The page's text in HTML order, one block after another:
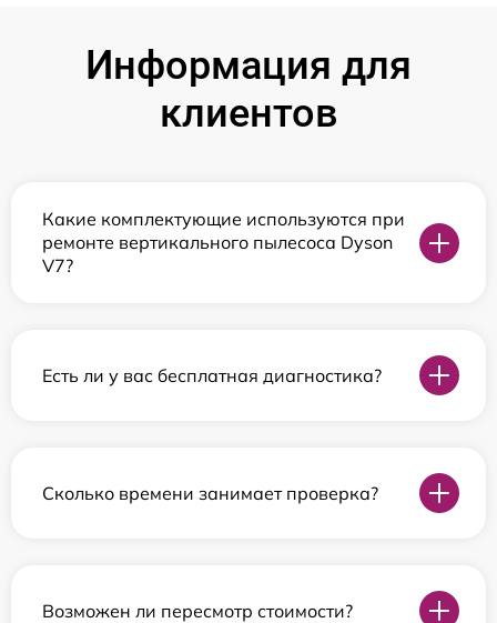
Информация для
клиентов
Какие комплектующие используются при
ремонте вертикального пылесоса Dyson
V7?
Есть ли у вас бесплатная диагностика?
Сколько времени занимает проверка?
Возможен ли пересмотр стоимости?